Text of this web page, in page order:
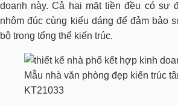
doanh này. Cả hai mặt tiền đều có sự
nhôm đúc cùng kiểu dáng để đảm bảo
bộ trong tổng thể kiến trúc.
Mẫu nhà văn phòng đẹp kiến trúc
KT21033